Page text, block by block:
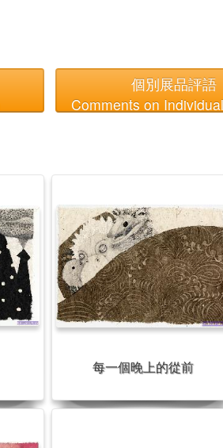
個別展品評語
Comments on
每一個晚上的從前